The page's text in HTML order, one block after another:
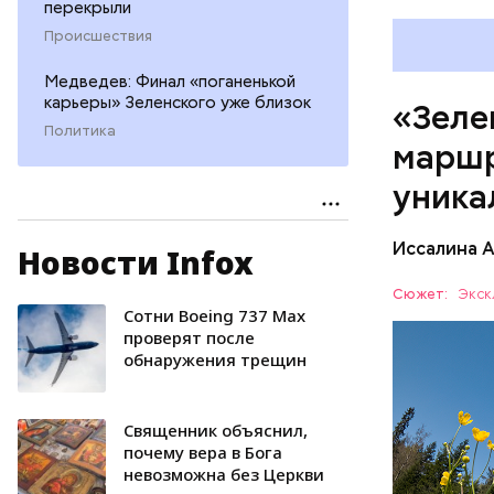
перекрыли
Происшествия
Медведев: Финал «поганенькой
карьеры» Зеленского уже близок
Политика
Новости Infox
Сотни Boeing 737 Max
проверят после
обнаружения трещин
Священник объяснил,
почему вера в Бога
невозможна без Церкви
Иссалина
Сюжет:
Как
кольцо»
СПОРТ